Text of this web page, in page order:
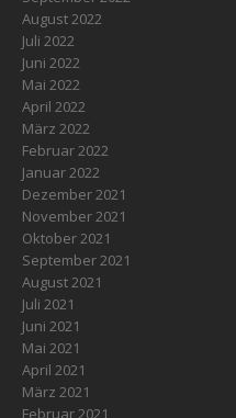
August 2022
Juli 2022
Juni 2022
Mai 2022
April 2022
März 2022
Februar 2022
Januar 2022
Dezember 2021
November 2021
Oktober 2021
September 2021
August 2021
Juli 2021
Juni 2021
Mai 2021
April 2021
März 2021
Februar 2021